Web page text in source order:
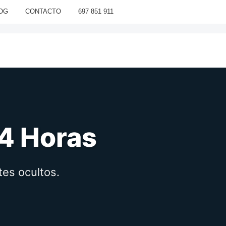
CONTACTO 697 851 911
Horas
ocultos.